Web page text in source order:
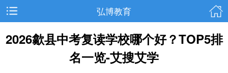
弘博教育
2026歙县中考复读学校哪个好？TOP5排
名一览-艾搜艾学